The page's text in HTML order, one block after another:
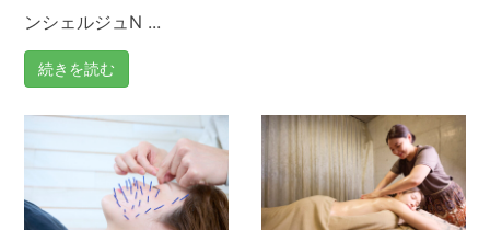
ンシェルジュN ...
続きを読む